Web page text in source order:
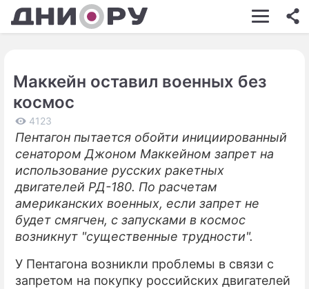
ШОУ-БИЗНЕС
КИНО
ЗДОРОВЬЕ
ЭКОНОМИКА
СОННИК
СЕРИАЛЫ
Маккейн оставил военных без
космос
4123
Пентагон пытается обойти инициированный
сенатором Джоном Маккейном запрет на
использование русских ракетных
двигателей РД-180. По расчетам
американских военных, если запрет не
будет смягчен, с запусками в космос
возникнут "существенные трудности".
У Пентагона возникли проблемы в связи с
запретом на покупку российских двигателей